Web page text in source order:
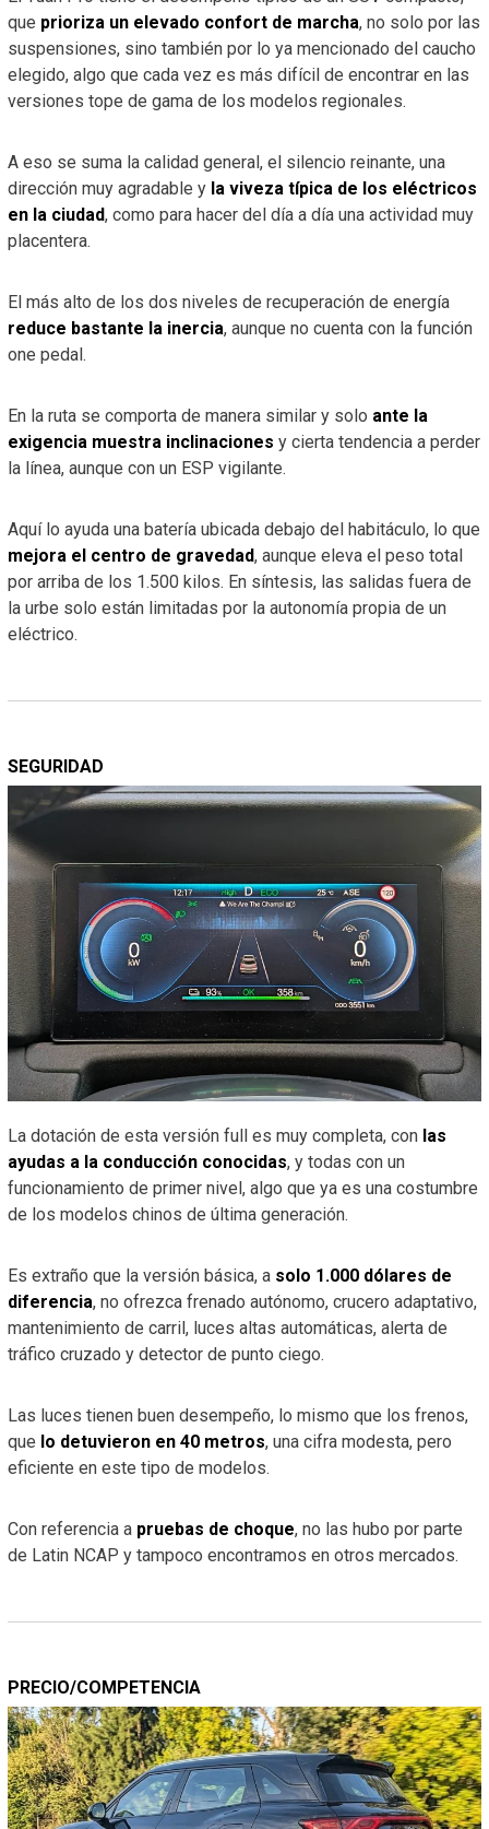
que prioriza un elevado confort de marcha, no solo por las
suspensiones, sino también por lo ya mencionado del caucho
elegido, algo que cada vez es más difícil de encontrar en las
versiones tope de gama de los modelos regionales.
A eso se suma la calidad general, el silencio reinante, una
dirección muy agradable y la viveza típica de los eléctricos
en la ciudad, como para hacer del día a día una actividad muy
placentera.
El más alto de los dos niveles de recuperación de energía
reduce bastante la inercia, aunque no cuenta con la función
one pedal.
En la ruta se comporta de manera similar y solo ante la
exigencia muestra inclinaciones y cierta tendencia a perder
la línea, aunque con un ESP vigilante.
Aquí lo ayuda una batería ubicada debajo del habitáculo, lo que
mejora el centro de gravedad, aunque eleva el peso total
por arriba de los 1.500 kilos. En síntesis, las salidas fuera de
la urbe solo están limitadas por la autonomía propia de un
eléctrico.
SEGURIDAD
La dotación de esta versión full es muy completa, conlas
ayudas a la conducción conocidas, y todas con un
funcionamiento de primer nivel, algo que ya es una costumbre
de los modelos chinos de última generación.
Es extraño que la versión básica, a solo 1.000 dólares de
diferencia, no ofrezca frenado autónomo, crucero adaptativo,
mantenimiento de carril, luces altas automáticas, alerta de
tráfico cruzado y detector de punto ciego.
Las luces tienen buen desempeño, lo mismo que los frenos,
que lo detuvieron en 40 metros, una cifra modesta, pero
eficiente en este tipo de modelos.
Con referencia a pruebas de choque, no las hubo por parte
de Latin NCAP y tampoco encontramos en otros mercados.
PRECIO/COMPETENCIA